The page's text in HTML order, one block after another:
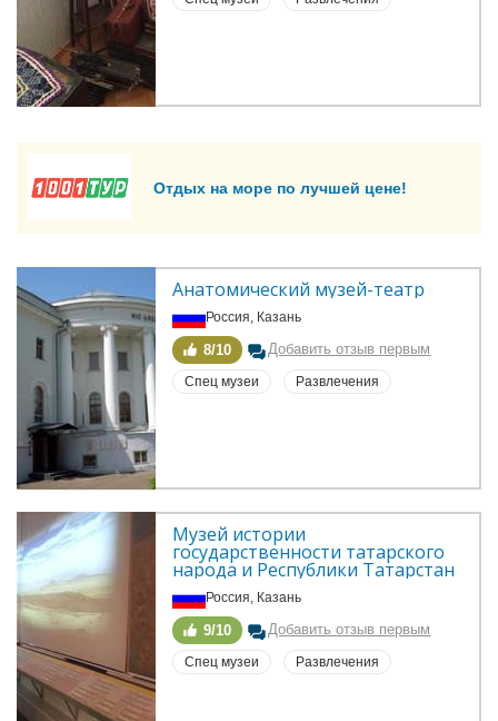
Отдых на море по лучшей цене!
Анатомический музей-театр
Россия, Казань
8/10 Добавить отзыв первым
Спец музеи Развлечения
Музей истории
государственности татарского
народа и Республики Татарстан
Россия, Казань
9/10 Добавить отзыв первым
Спец музеи Развлечения